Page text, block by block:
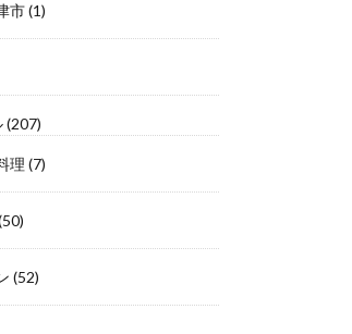
市(1)
(207)
理 (7)
(52)